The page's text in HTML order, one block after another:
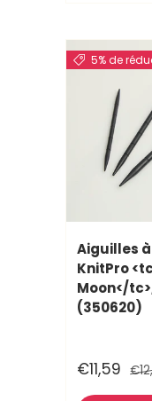
5% de
Aiguilles
KnitPro
Moon</
(350620)
€11,59